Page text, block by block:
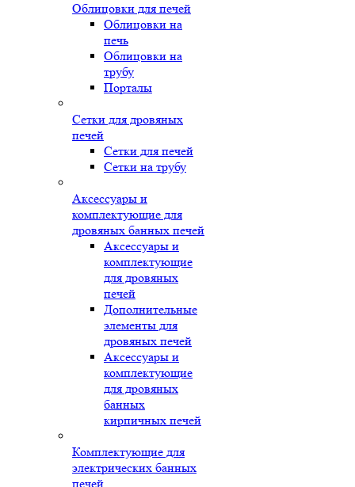
Облицовки для печей
Облицовки на
печь
Облицовки на
трубу
Порталы
Сетки для дровяных
печей
Сетки для печей
Сетки на трубу
Аксессуары и
комплектующие для
дровяных банных печей
Аксессуары и
комплектующие
для дровяных
печей
Дополнительные
элементы для
дровяных печей
Аксессуары и
комплектующие
для дровяных
банных
кирпичных печей
Комплектующие для
электрических банных
печей